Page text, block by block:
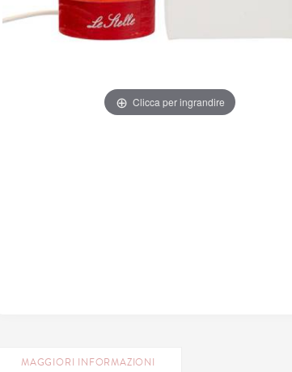
Clicca per ingrandire
MAGGIORI INFORMAZIONI